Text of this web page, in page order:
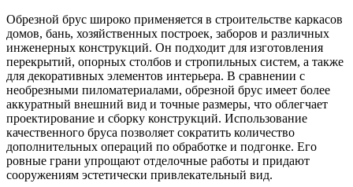
Обрезной брус широко применяется в строительстве каркасов
домов, бань, хозяйственных построек, заборов и различных
инженерных конструкций. Он подходит для изготовления
перекрытий, опорных столбов и стропильных систем, а также
для декоративных элементов интерьера. В сравнении с
необрезными пиломатериалами, обрезной брус имеет более
аккуратный внешний вид и точные размеры, что облегчает
проектирование и сборку конструкций. Использование
качественного бруса позволяет сократить количество
дополнительных операций по обработке и подгонке. Его
ровные грани упрощают отделочные работы и придают
сооружениям эстетически привлекательный вид.